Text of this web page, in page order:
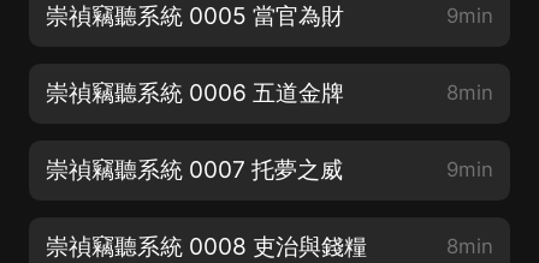
崇禎竊聽系統 0005 當官為財 9min
崇禎竊聽系統 0006 五道金牌 8min
崇禎竊聽系統 0007 托夢之威 9min
崇禎竊聽系統 0008 吏治與錢糧 8min